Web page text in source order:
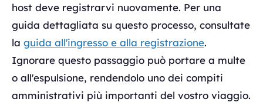
host deve registrarvi nuovamente. Per una
guida dettagliata su questo processo, consultate
la guida all'ingresso e alla registrazione.
Ignorare questo passaggio può portare a multe
o all'espulsione, rendendolo uno dei compiti
amministrativi più importanti del vostro viaggio.